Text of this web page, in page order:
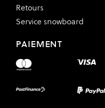
Retours
Service snowboard
PAIEMENT